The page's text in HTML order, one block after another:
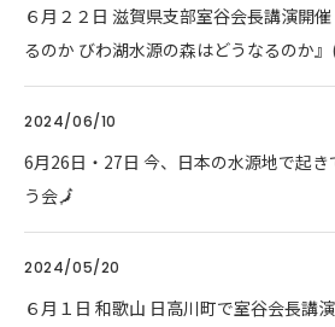
６月２２日 滋賀県支部室谷会長講演開
るのか びわ湖水源の森はどうなるのか』
2024/06/10
6月26日・27日 今、日本の水源地で起
う会🗾
2024/05/20
６月１日 和歌山 日高川町で室谷会長講